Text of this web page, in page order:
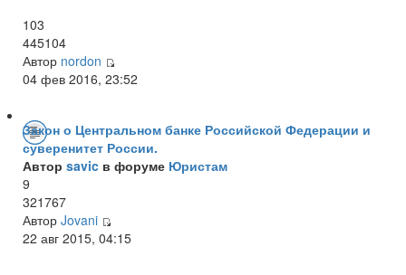
103
445104
Автор nordon
04 фев 2016, 23:52
Закон о Центральном банке Российской Федерации и
суверенитет России.
Автор savic в форуме Юристам
9
321767
Автор Jovani
22 авг 2015, 04:15